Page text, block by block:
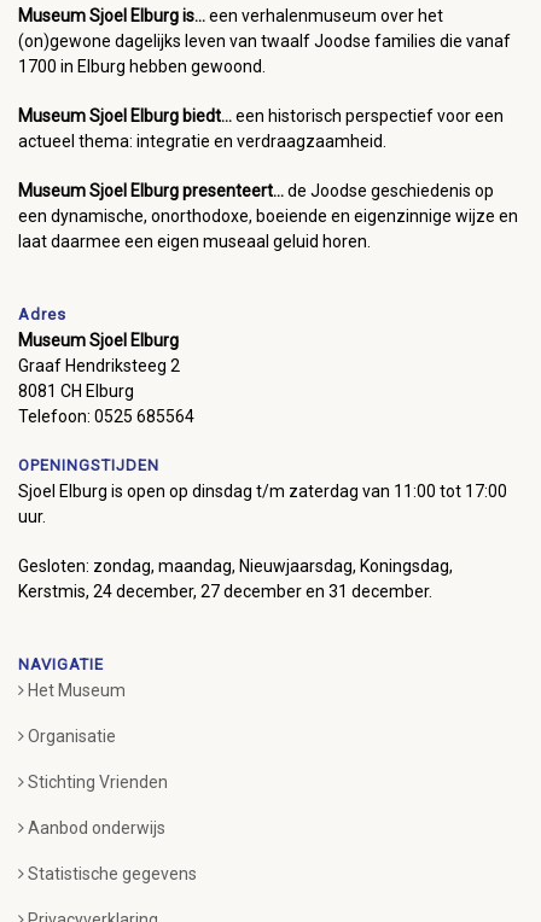
Museum Sjoel Elburg is...een verhalenmuseum over het
(on)gewone dagelijks leven van twaalf Joodse families die vanaf
1700 in Elburg hebben gewoond.
Museum Sjoel Elburg biedt...een historisch perspectief voor een
actueel thema: integratie en verdraagzaamheid.
Museum Sjoel Elburg presenteert...de Joodse geschiedenis op
een dynamische, onorthodoxe, boeiende en eigenzinnige wijze en
laat daarmee een eigen museaal geluid horen.
Adres
Museum Sjoel Elburg
Graaf Hendriksteeg 2
8081 CH Elburg
Telefoon: 0525 685564
OPENINGSTIJDEN
Sjoel Elburg is open op dinsdag t/m zaterdag van 11:00 tot 17:00
uur.
Gesloten: zondag, maandag, Nieuwjaarsdag, Koningsdag,
Kerstmis, 24 december, 27 december en 31 december.
NAVIGATIE
Het Museum
Organisatie
Stichting Vrienden
Aanbod onderwijs
Statistische gegevens